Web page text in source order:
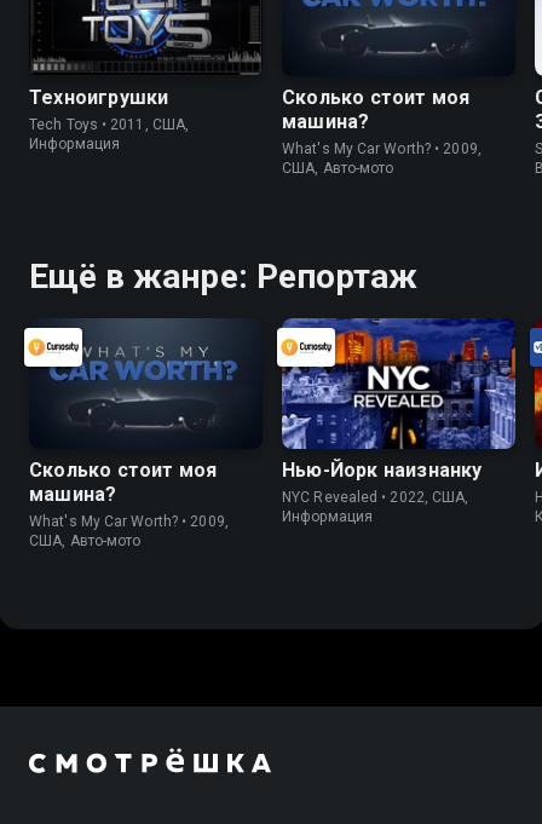
Техноигрушки
Tech Toys • 2011, США,
Информация
Сколько стоит моя
машина?
What's My Car Worth? • 2009,
США, Авто-мото
Ещё в жанре: Репортаж
Сколько стоит моя
машина?
What's My Car Worth? • 2009,
США, Авто-мото
Нью-Йорк наизнанку
NYC Revealed • 2022, США,
Информация